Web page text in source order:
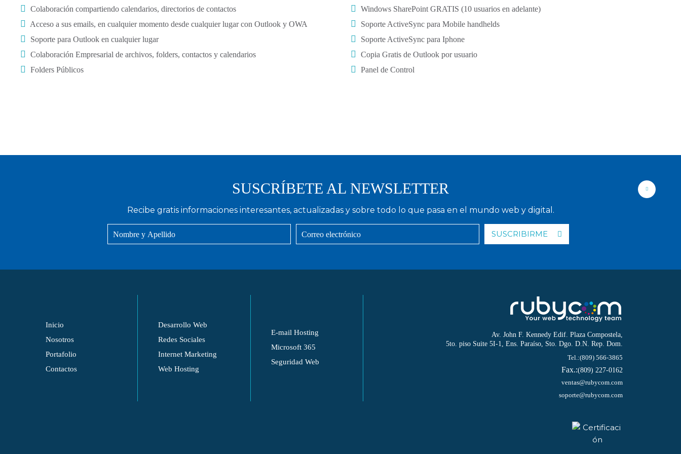
Colaboración compartiendo calendarios, directorios de contactos
Acceso a sus emails, en cualquier momento desde cualquier lugar con Outlook y OWA
Soporte para Outlook en cualquier lugar
Colaboración Empresarial de archivos, folders, contactos y calendarios
Folders Públicos
Windows SharePoint GRATIS (10 usuarios en adelante)
Soporte ActiveSync para Mobile handhelds
Soporte ActiveSync para Iphone
Copia Gratis de Outlook por usuario
Panel de Control
SUSCRÍBETE AL NEWSLETTER
Recibe gratis informaciones interesantes, actualizadas y sobre todo lo que pasa en el mundo web y digital.
SUSCRIBIRME
Inicio
Nosotros
Portafolio
Contactos
Desarrollo Web
Redes Sociales
Internet Marketing
Web Hosting
E-mail Hosting
Microsoft 365
Seguridad Web
Av. John F. Kennedy Edif. Plaza Compostela,
5to. piso Suite 5I-1, Ens. Paraíso, Sto. Dgo. D.N. Rep. Dom.
Tel.:(809) 566-3865
Fax.:(809) 227-0162
ventas@rubycom.com
soporte@rubycom.com